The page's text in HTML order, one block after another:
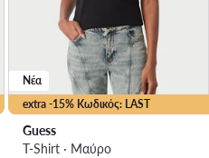
extra -15% Κωδικός: LAST
Νέα
Guess
T-Shirt · Μαύρο